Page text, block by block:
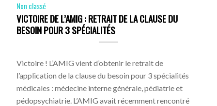
Non classé
VICTOIRE DE L’AMIG : RETRAIT DE LA CLAUSE DU
BESOIN POUR 3 SPÉCIALITÉS
Victoire ! L’AMIG vient d’obtenir le retrait de
l’application de la clause du besoin pour 3 spécialités
médicales : médecine interne générale, pédiatrie et
pédopsychiatrie. L’AMIG avait récemment rencontré